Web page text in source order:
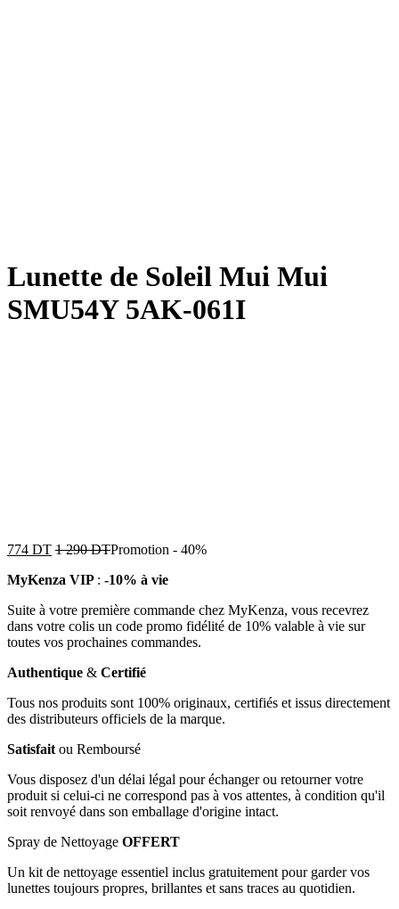
Lunette de Soleil Mui Mui
SMU54Y 5AK-061I
774 DT 1 290DTPromotion - 40%
MyKenza VIP : -10% à vie
Suite à votre première commande chez MyKenza, vous recevrez
dans votre colis un code promo fidélité de 10% valable à vie sur
toutes vos prochaines commandes.
Authentique & Certifié
Tous nos produits sont 100% originaux, certifiés et issus directement
des distributeurs officiels de la marque.
Satisfait ou Remboursé
Vous disposez d'un délai légal pour échanger ou retourner votre
produit si celui-ci ne correspond pas à vos attentes, à condition qu'il
soit renvoyé dans son emballage d'origine intact.
Spray de Nettoyage OFFERT
Un kit de nettoyage essentiel inclus gratuitement pour garder vos
lunettes toujours propres, brillantes et sans traces au quotidien.